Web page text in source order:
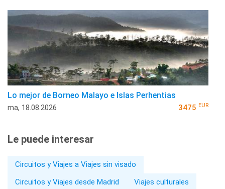
Lo mejor de Borneo Malayo e Islas Perhentias
ma, 18.08.2026 3475 EUR
Le puede interesar
Circuitos y Viajes a Viajes sin visado
Circuitos y Viajes desde Madrid
Viajes culturales